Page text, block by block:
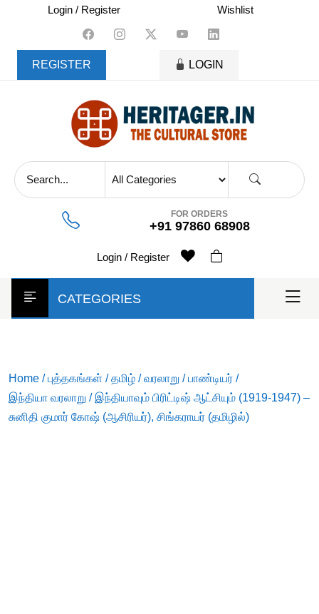
content
Login / Register Wishlist
REGISTER LOGIN
FOR ORDERS
+91 97860 68908
Login / Register
CATEGORIES
Home /புத்தகங்கள் /தமிழ் /வரலாறு /பாண்டியர் /
இந்தியா வரலாறு / இந்தியாவும் பிரிட்டிஷ் ஆட்சியும் (1919-1947) –
சுனிதி குமார் கோஷ் (ஆசிரியர்), சிங்கராயர் (தமிழில்)